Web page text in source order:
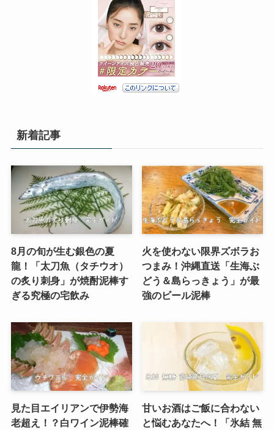
新着記事
8月の旬が生む銀色の夏
龍！「太刀魚（タチウオ）
の炙り刺身」が焼酎泥棒す
ぎる究極の宅飲み
火を使わない限界ズボラお
つまみ！沖縄直送「生海ぶ
どう＆島らっきょう」が最
強のビール泥棒
見た目エイリアンで伊勢海
老超え！？白ワイン泥棒確
甘いお酒はご飯に合わない
と悩むあなたへ！「氷結 無